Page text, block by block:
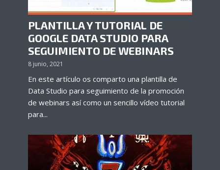
PLANTILLA Y TUTORIAL DE
GOOGLE DATA STUDIO PARA
SEGUIMIENTO DE WEBINARS
8 junio, 2021
En este artículo os comparto una plantilla de
Data Studio para seguimiento de la promoción
de webinars así como un sencillo vídeo tutorial
para...